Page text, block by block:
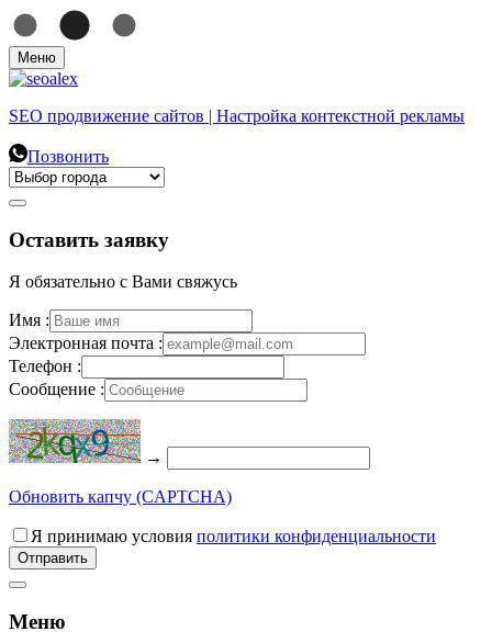
Меню
SEO продвижение сайтов | Настройка контекстной рекламы
Позвонить
Оставить заявку
Я обязательно с Вами свяжусь
Имя :
Электронная почта :
Телефон :
Сообщение :
→
Обновить капчу (CAPTCHA)
Я принимаю условия политики конфиденциальности
Меню